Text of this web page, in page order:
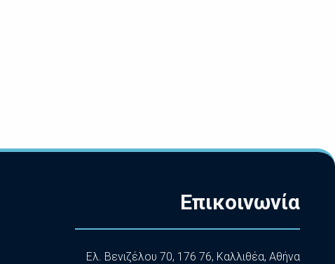
Επικοινωνία
Ελ. Βενιζέλου 70, 176 76, Καλλιθέα, Αθήνα